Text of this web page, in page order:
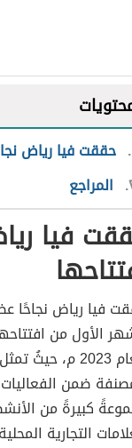
حققت فيا رياض
المراجع
فيا
فيا رياض نجاحًا
الأول من
العام 2023 م،
ضمن
كبيرةً من
التجارية